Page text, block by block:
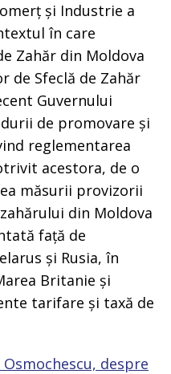
și Industrie a
în care
Zahăr din Moldova
de Sfeclă de Zahăr
Guvernului
de promovare și
reglementarea
acestora, de o
măsurii provizorii
din Moldova
față de
și Rusia, în
Britanie și
tarifare și taxă de
despre